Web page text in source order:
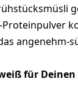
angenehm-
für